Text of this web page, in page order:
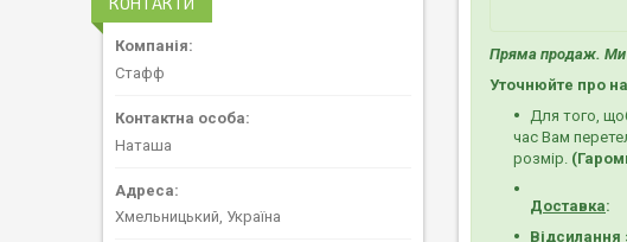
Пряма продаж. Ми
Уточнюйте про
Для того,
час Вам
розмір.
Доставка
Стафф
Наташа
Хмельницький, Україна